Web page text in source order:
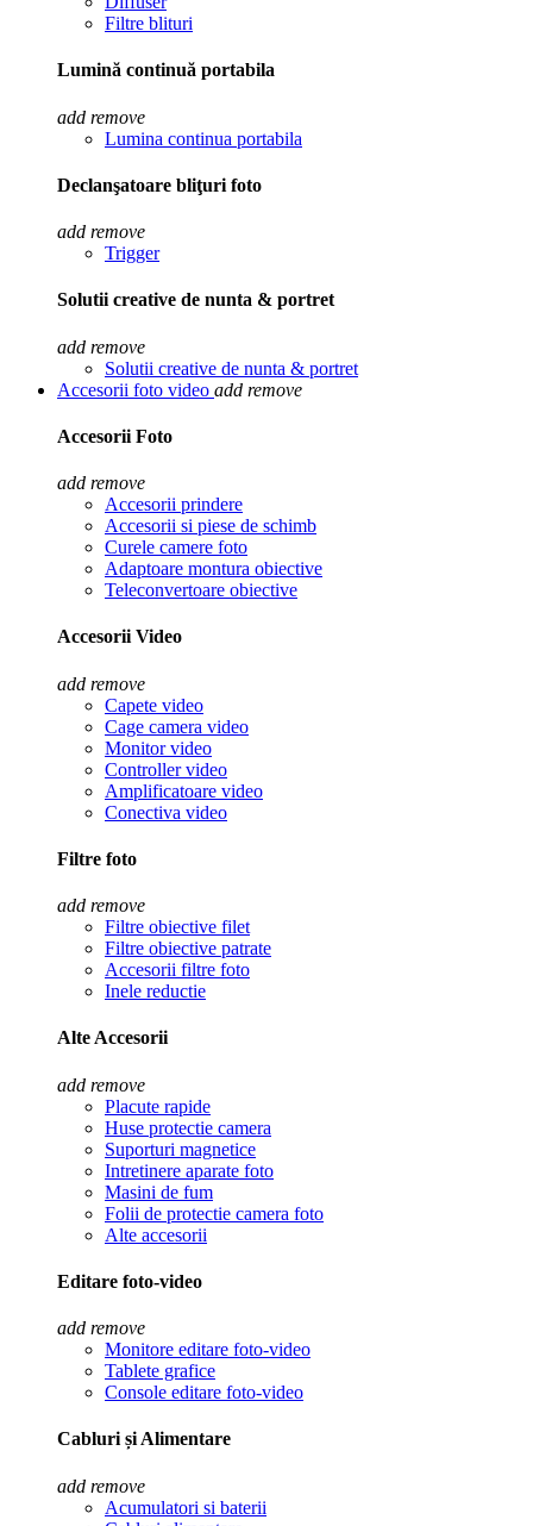
Filtre blituri
Lumină continuă portabila
add remove
Lumina continua portabila
Declanşatoare bliţuri foto
add remove
Trigger
Solutii creative de nunta & portret
add remove
Solutii creative de nunta & portret
Accesorii foto video add remove
Accesorii Foto
add remove
Accesorii prindere
Accesorii si piese de schimb
Curele camere foto
Adaptoare montura obiective
Teleconvertoare obiective
Accesorii Video
add remove
Capete video
Cage camera video
Monitor video
Controller video
Amplificatoare video
Conectiva video
Filtre foto
add remove
Filtre obiective filet
Filtre obiective patrate
Accesorii filtre foto
Inele reductie
Alte Accesorii
add remove
Placute rapide
Huse protectie camera
Suporturi magnetice
Intretinere aparate foto
Masini de fum
Folii de protectie camera foto
Alte accesorii
Editare foto-video
add remove
Monitore editare foto-video
Tablete grafice
Console editare foto-video
Cabluri și Alimentare
add remove
Acumulatori si baterii